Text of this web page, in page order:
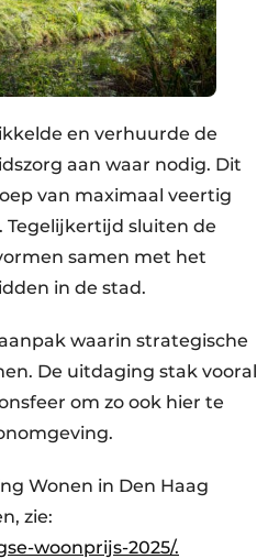
en verhuurde de
aan waar nodig. Dit
van maximaal veertig
Tegelijkertijd sluiten de
samen met het
in de stad.
waarin strategische
De uitdaging stak vooral
om zo ook hier te
Wonen in Den Haag
zie:
woonprijs-2025/.